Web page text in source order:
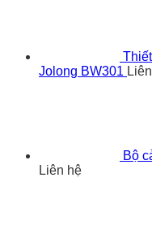
Jolong BW301
Bộ
Liên hệ